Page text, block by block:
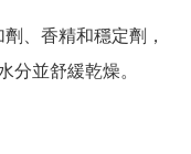
、香精和穩定劑，
分並舒緩乾燥。